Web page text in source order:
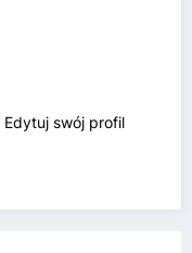
Edytuj swój profil